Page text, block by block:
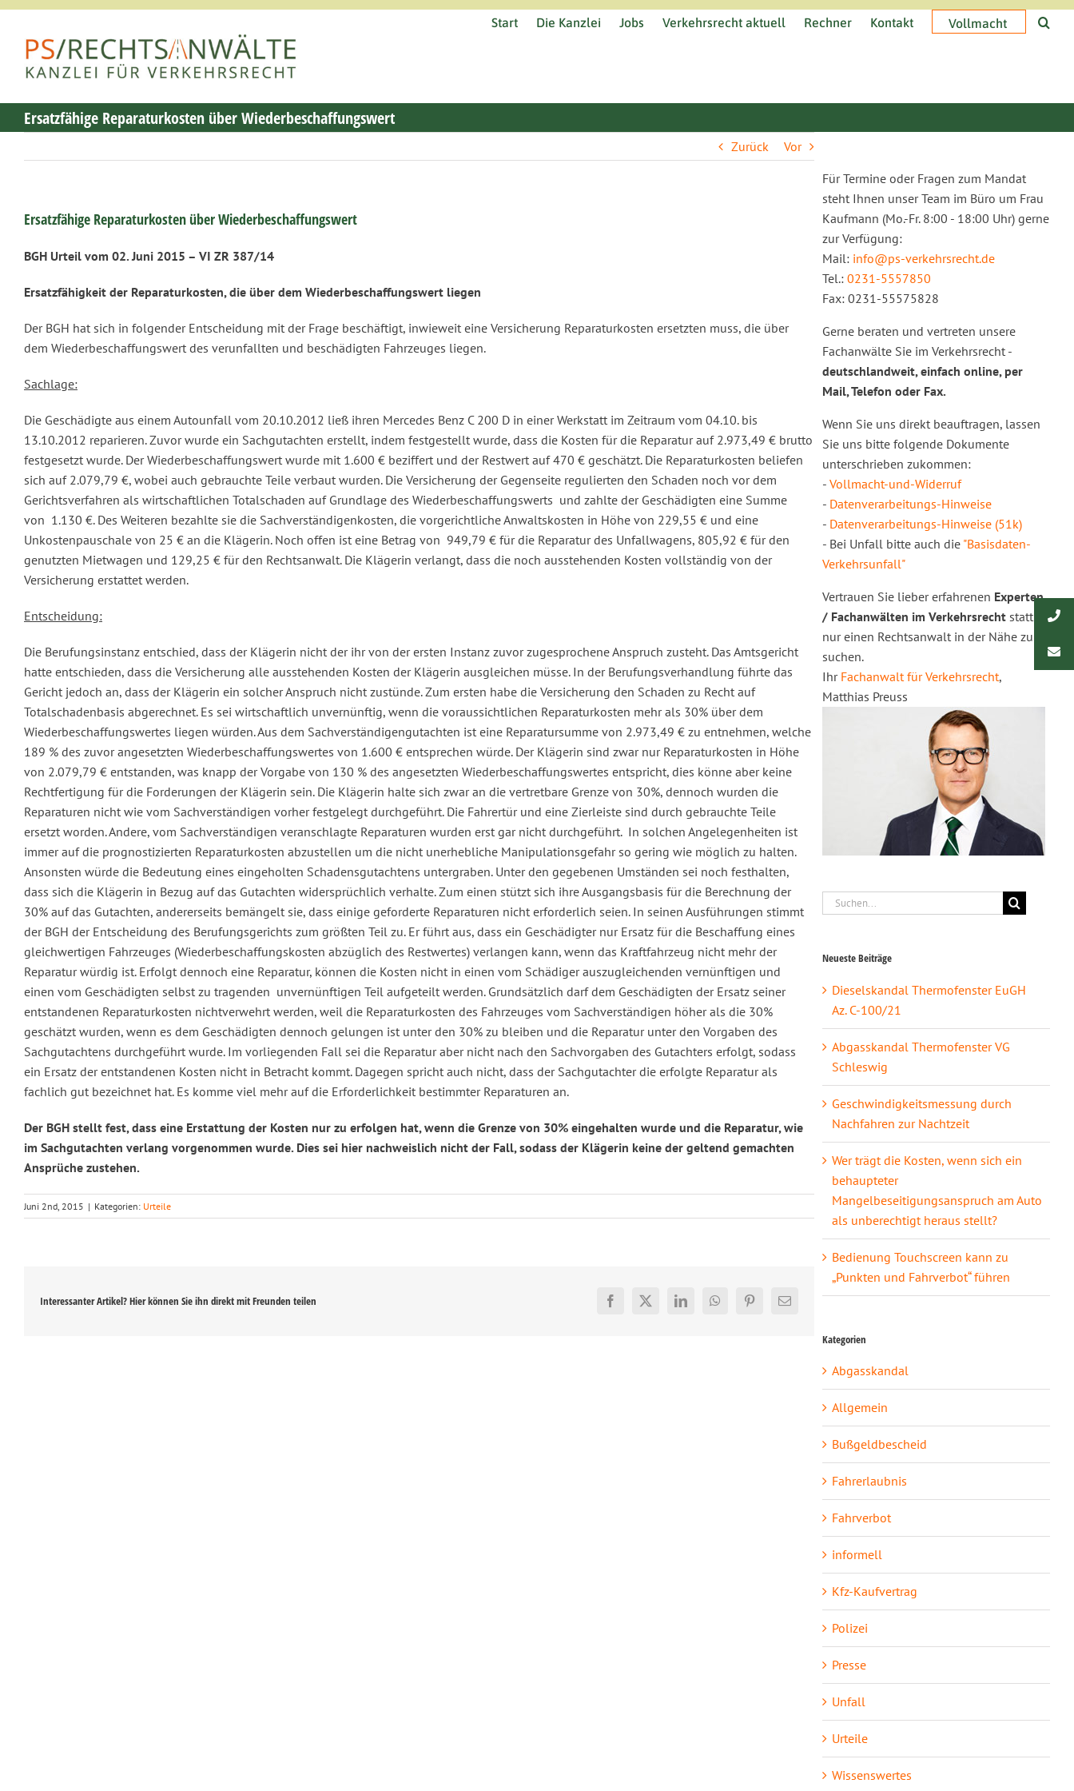
Inhalt
springen
Start Die Kanzlei Jobs Verkehrsrecht aktuell Rechner Kontakt Vollmacht
Ersatzfähige Reparaturkosten über Wiederbeschaffungswert
Zurück Vor
Ersatzfähige Reparaturkosten über Wiederbeschaffungswert
BGH Urteil vom 02. Juni 2015 – VI ZR 387/14
Ersatzfähigkeit der Reparaturkosten, die über dem Wiederbeschaffungswert liegen
Der BGH hat sich in folgender Entscheidung mit der Frage beschäftigt, inwieweit eine Versicherung Reparaturkosten ersetzten muss, die über
dem Wiederbeschaffungswert des verunfallten und beschädigten Fahrzeuges liegen.
Sachlage:
Die Geschädigte aus einem Autounfall vom 20.10.2012 ließ ihren Mercedes Benz C 200 D in einer Werkstatt im Zeitraum vom 04.10. bis
13.10.2012 reparieren. Zuvor wurde ein Sachgutachten erstellt, indem festgestellt wurde, dass die Kosten für die Reparatur auf 2.973,49 € brutto
festgesetzt wurde. Der Wiederbeschaffungswert wurde mit 1.600 € beziffert und der Restwert auf 470 € geschätzt. Die Reparaturkosten beliefen
sich auf 2.079,79 €, wobei auch gebrauchte Teile verbaut wurden. Die Versicherung der Gegenseite regulierten den Schaden noch vor dem
Gerichtsverfahren als wirtschaftlichen Totalschaden auf Grundlage des Wiederbeschaffungswerts und zahlte der Geschädigten eine Summe
von 1.130 €. Des Weiteren bezahlte sie die Sachverständigenkosten, die vorgerichtliche Anwaltskosten in Höhe von 229,55 € und eine
Unkostenpauschale von 25 € an die Klägerin. Noch offen ist eine Betrag von 949,79 € für die Reparatur des Unfallwagens, 805,92 € für den
genutzten Mietwagen und 129,25 € für den Rechtsanwalt. Die Klägerin verlangt, dass die noch ausstehenden Kosten vollständig von der
Versicherung erstattet werden.
Entscheidung:
Die Berufungsinstanz entschied, dass der Klägerin nicht der ihr von der ersten Instanz zuvor zugesprochene Anspruch zusteht. Das Amtsgericht
hatte entschieden, dass die Versicherung alle ausstehenden Kosten der Klägerin ausgleichen müsse. In der Berufungsverhandlung führte das
Gericht jedoch an, dass der Klägerin ein solcher Anspruch nicht zustünde. Zum ersten habe die Versicherung den Schaden zu Recht auf
Totalschadenbasis abgerechnet. Es sei wirtschaftlich unvernünftig, wenn die voraussichtlichen Reparaturkosten mehr als 30% über dem
Wiederbeschaffungswertes liegen würden. Aus dem Sachverständigengutachten ist eine Reparatursumme von 2.973,49 € zu entnehmen, welche
189 % des zuvor angesetzten Wiederbeschaffungswertes von 1.600 € entsprechen würde. Der Klägerin sind zwar nur Reparaturkosten in Höhe
von 2.079,79 € entstanden, was knapp der Vorgabe von 130 % des angesetzten Wiederbeschaffungswertes entspricht, dies könne aber keine
Rechtfertigung für die Forderungen der Klägerin sein. Die Klägerin halte sich zwar an die vertretbare Grenze von 30%, dennoch wurden die
Reparaturen nicht wie vom Sachverständigen vorher festgelegt durchgeführt. Die Fahrertür und eine Zierleiste sind durch gebrauchte Teile
ersetzt worden. Andere, vom Sachverständigen veranschlagte Reparaturen wurden erst gar nicht durchgeführt. In solchen Angelegenheiten ist
immer auf die prognostizierten Reparaturkosten abzustellen um die nicht unerhebliche Manipulationsgefahr so gering wie möglich zu halten.
Ansonsten würde die Bedeutung eines eingeholten Schadensgutachtens untergraben. Unter den gegebenen Umständen sei noch festhalten,
dass sich die Klägerin in Bezug auf das Gutachten widersprüchlich verhalte. Zum einen stützt sich ihre Ausgangsbasis für die Berechnung der
30% auf das Gutachten, andererseits bemängelt sie, dass einige geforderte Reparaturen nicht erforderlich seien. In seinen Ausführungen stimmt
der BGH der Entscheidung des Berufungsgerichts zum größten Teil zu. Er führt aus, dass ein Geschädigter nur Ersatz für die Beschaffung eines
gleichwertigen Fahrzeuges (Wiederbeschaffungskosten abzüglich des Restwertes) verlangen kann, wenn das Kraftfahrzeug nicht mehr der
Reparatur würdig ist. Erfolgt dennoch eine Reparatur, können die Kosten nicht in einen vom Schädiger auszugleichenden vernünftigen und
einen vom Geschädigten selbst zu tragenden unvernünftigen Teil aufgeteilt werden. Grundsätzlich darf dem Geschädigten der Ersatz seiner
entstandenen Reparaturkosten nichtverwehrt werden, weil die Reparaturkosten des Fahrzeuges vom Sachverständigen höher als die 30%
geschätzt wurden, wenn es dem Geschädigten dennoch gelungen ist unter den 30% zu bleiben und die Reparatur unter den Vorgaben des
Sachgutachtens durchgeführt wurde. Im vorliegenden Fall sei die Reparatur aber nicht nach den Sachvorgaben des Gutachters erfolgt, sodass
ein Ersatz der entstandenen Kosten nicht in Betracht kommt. Dagegen spricht auch nicht, dass der Sachgutachter die erfolgte Reparatur als
fachlich gut bezeichnet hat. Es komme viel mehr auf die Erforderlichkeit bestimmter Reparaturen an.
Der BGH stellt fest, dass eine Erstattung der Kosten nur zu erfolgen hat, wenn die Grenze von 30% eingehalten wurde und die Reparatur, wie
im Sachgutachten verlang vorgenommen wurde. Dies sei hier nachweislich nicht der Fall, sodass der Klägerin keine der geltend gemachten
Ansprüche zustehen.
Juni 2nd, 2015 | Kategorien: Urteile
Interessanter Artikel? Hier können Sie ihn direkt mit Freunden teilen Facebook
X LinkedInWhatsAppPinterest
E-
Für Termine oder Fragen zum Mandat
steht Ihnen unser Team im Büro um Frau
Kaufmann (Mo.-Fr. 8:00 - 18:00 Uhr) gerne
zur Verfügung:
Mail: info@ps-verkehrsrecht.de
Tel.: 0231-5557850
Fax: 0231-55575828
Gerne beraten und vertreten unsere
Fachanwälte Sie im Verkehrsrecht -
deutschlandweit, einfach online, per
Mail, Telefon oder Fax.
Wenn Sie uns direkt beauftragen, lassen
Sie uns bitte folgende Dokumente
unterschrieben zukommen:
- Vollmacht-und-Widerruf
- Datenverarbeitungs-Hinweise
- Datenverarbeitungs-Hinweise (51k)
- Bei Unfall bitte auch die "Basisdaten-
Verkehrsunfall"
Vertrauen Sie lieber erfahrenen Experten
/ Fachanwälten im Verkehrsrechtstatt
nur einen Rechtsanwalt in der Nähe zu
suchen.
Ihr Fachanwalt für Verkehrsrecht,
Matthias Preuss
Suche
Neueste Beiträge
Dieselskandal Thermofenster EuGH
Az. C-100/21
Abgasskandal Thermofenster VG
Schleswig
Geschwindigkeitsmessung durch
Nachfahren zur Nachtzeit
Wer trägt die Kosten, wenn sich ein
behaupteter
Mangelbeseitigungsanspruch am Auto
als unberechtigt heraus stellt?
Bedienung Touchscreen kann zu
„Punkten und Fahrverbot“ führen
Kategorien
Abgasskandal
Allgemein
Bußgeldbescheid
Fahrerlaubnis
Fahrverbot
informell
Kfz-Kaufvertrag
Polizei
Presse
Unfall
Urteile
Wissenswertes